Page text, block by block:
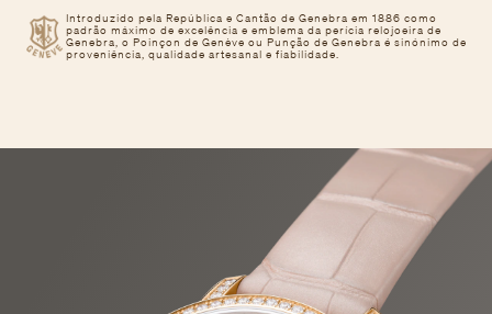
Introduzido pela República e Cantão de Genebra em 1886 como
padrão máximo de excelência e emblema da perícia relojoeira de
Genebra, o Poinçon de Genève ou Punção de Genebra é sinónimo de
proveniência, qualidade artesanal e fiabilidade.